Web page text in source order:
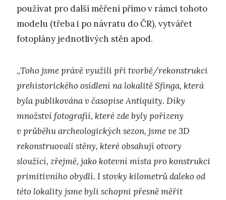
používat pro další měření přímo v rámci tohoto
modelu (třeba i po návratu do ČR), vytvářet
fotoplány jednotlivých stěn apod.
„Toho jsme právě využili při tvorbě/rekonstrukci
prehistorického osídlení na lokalitě Sfinga, která
byla publikována v časopise Antiquity. Díky
množství fotografií, které zde byly pořízeny
v průběhu archeologických sezon, jsme ve 3D
rekonstruovali stěny, které obsahují otvory
sloužící, zřejmě, jako kotevní místa pro konstrukci
primitivního obydlí. I stovky kilometrů daleko od
této lokality jsme byli schopni přesně měřit